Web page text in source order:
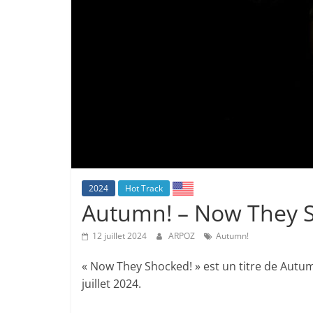
2024 Hot Track
Autumn! – Now They
12 juillet 2024 ARPOZ Autumn!
« Now They Shocked! » est un titre de
juillet 2024.